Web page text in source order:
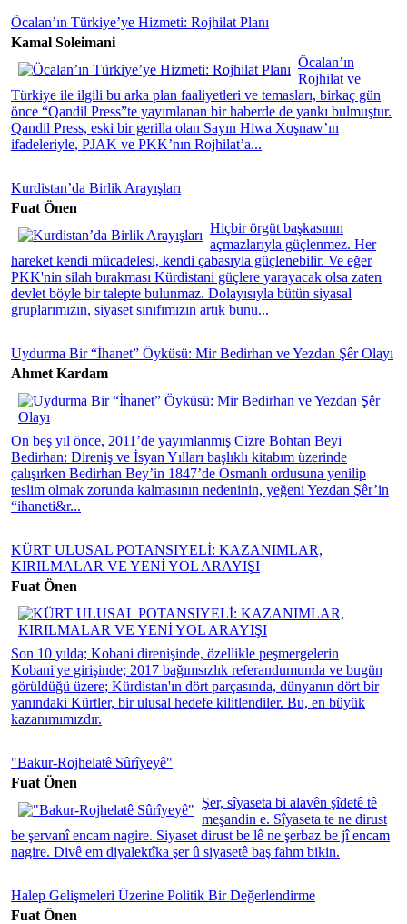
Öcalan’ın Türkiye’ye Hizmeti: Rojhilat Planı
Kamal Soleimani
Öcalan’ın
Rojhilat ve
Türkiye ile ilgili bu arka plan faaliyetleri ve temasları, birkaç gün
önce “Qandil Press”te yayımlanan bir haberde de yankı bulmuştur.
Qandil Press, eski bir gerilla olan Sayın Hiwa Xoşnaw’ın
ifadeleriyle, PJAK ve PKK’nın Rojhilat’a...
Kurdistan’da Birlik Arayışları
Fuat Önen
Hiçbir örgüt başkasının
açmazlarıyla güçlenmez. Her
hareket kendi mücadelesi, kendi çabasıyla güçlenebilir. Ve eğer
PKK'nin silah bırakması Kürdistani güçlere yarayacak olsa zaten
devlet böyle bir talepte bulunmaz. Dolayısıyla bütün siyasal
gruplarımızın, siyaset sınıfımızın artık bunu...
Uydurma Bir “İhanet” Öyküsü: Mir Bedirhan ve Yezdan Şêr Olayı
Ahmet Kardam
On beş yıl önce, 2011’de yayımlanmış Cizre Bohtan Beyi
Bedirhan: Direniş ve İsyan Yılları başlıklı kitabım üzerinde
çalışırken Bedirhan Bey’in 1847’de Osmanlı ordusuna yenilip
teslim olmak zorunda kalmasının nedeninin, yeğeni Yezdan Şêr’in
“ihaneti&r...
KÜRT ULUSAL POTANSIYELİ: KAZANIMLAR,
KIRILMALAR VE YENİ YOL ARAYIŞI
Fuat Önen
Son 10 yılda; Kobani direnişinde, özellikle peşmergelerin
Kobani'ye girişinde; 2017 bağımsızlık referandumunda ve bugün
görüldüğü üzere; Kürdistan'ın dört parçasında, dünyanın dört bir
yanındaki Kürtler, bir ulusal hedefe kilitlendiler. Bu, en büyük
kazanımımızdır.
"Bakur-Rojhelatê Sûrîyeyê"
Fuat Önen
Şer, sîyaseta bi alavên şîdetê tê
meşandin e. Sîyaseta te ne dirust
be şervanî encam nagire. Siyaset dirust be lê ne şerbaz be jî encam
nagire. Divê em diyalektîka şer û siyasetê baş fahm bikin.
Halep Gelişmeleri Üzerine Politik Bir Değerlendirme
Fuat Önen